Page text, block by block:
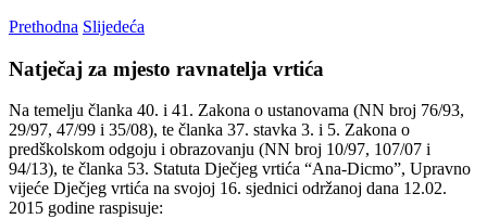
Prethodna Slijedeća
Natječaj za mjesto ravnatelja vrtića
Na temelju članka 40. i 41. Zakona o ustanovama (NN broj 76/93,
29/97, 47/99 i 35/08), te članka 37. stavka 3. i 5. Zakona o
predškolskom odgoju i obrazovanju (NN broj 10/97, 107/07 i
94/13), te članka 53. Statuta Dječjeg vrtića “Ana-Dicmo”, Upravno
vijeće Dječjeg vrtića na svojoj 16. sjednici održanoj dana 12.02.
2015 godine raspisuje: